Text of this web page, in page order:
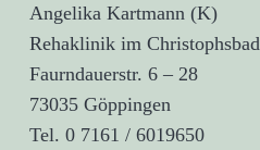
Angelika Kartmann (K)
Rehaklinik im Christophsbad
Faurndauerstr. 6 – 28
73035 Göppingen
Tel. 0 7161 / 6019650